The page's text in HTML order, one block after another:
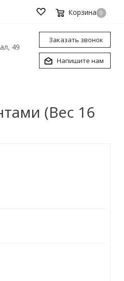
Корзина 0
49
Заказать звонок
Напишите нам
(Вес 16